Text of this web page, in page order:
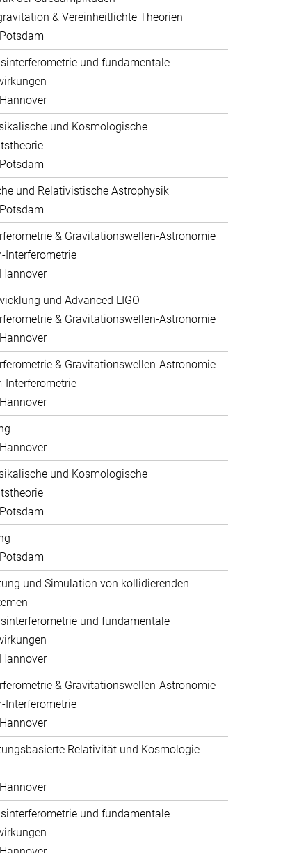
& Vereinheitlichte Theorien
und fundamentale
und Kosmologische
und Relativistische Astrophysik
& Gravitationswellen-Astronomie
Interferometrie
und Advanced LIGO
& Gravitationswellen-Astronomie
& Gravitationswellen-Astronomie
Interferometrie
und Kosmologische
und Simulation von kollidierenden
und fundamentale
& Gravitationswellen-Astronomie
Interferometrie
Relativität und Kosmologie
und fundamentale